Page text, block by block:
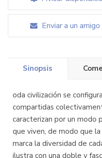
Enviar a un amigo
Sinopsis
oda civilización se
compartidas
caracterizan por un modo
que viven, de modo que
marca la diversidad de
ilustra con una doble y